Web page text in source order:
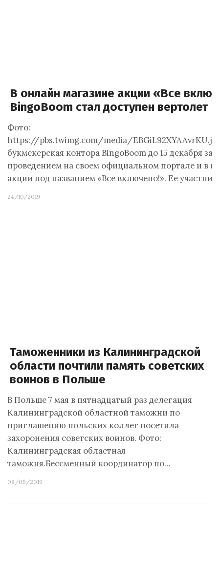
В онлайн магазине акции «Все
BingoBoom стал доступен вертолет
Фото:
https://pbs.twimg.com/media/
букмекерская контора BingoBoom до 15 декабря
проведением на своем официальном портале и в
акции под названием «Все включено!». Ее
24/10/2019
Таможенники из Калининградской
области почтили память советских
воинов в Польше
В Польше 7 мая в пятнадцатый раз делегация
Калининградской областной таможни по
приглашению польских коллег посетила
захоронения советских воинов. Фото:
Калининградская областная
таможня.Бессменный координатор по…
08/05/2019